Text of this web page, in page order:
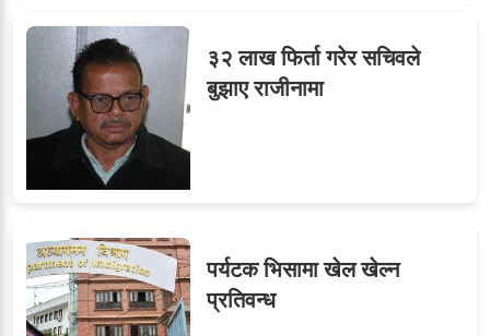
३२ लाख फिर्ता गरेर सचिवले
बुझाए राजीनामा
पर्यटक भिसामा खेल खेल्न
प्रतिवन्ध